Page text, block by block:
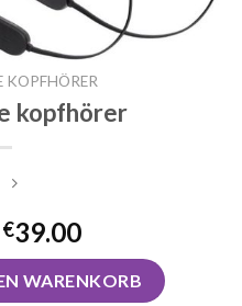
KOPFHÖRER
kopfhörer
€39.00
WARENKORB